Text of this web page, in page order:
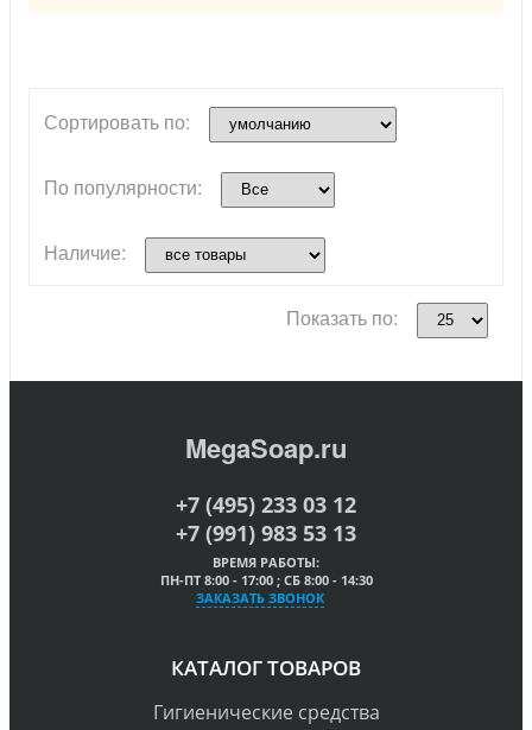
Сортировать по:
По популярности:
Наличие:
Показать по:
MegaSoap.ru
+7 (495) 233 03 12
+7 (991) 983 53 13
ВРЕМЯ РАБОТЫ:
ПН-ПТ 8:00 - 17:00 ; СБ 8:00 - 14:30
ЗАКАЗАТЬ ЗВОНОК
КАТАЛОГ ТОВАРОВ
Гигиенические средства